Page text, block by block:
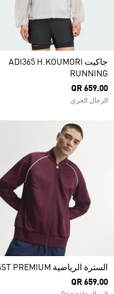
جاكيت ADI365 H.KOUMORI
RUNNING
QR 659.00
الرجال الجري
السترة الرياضية SST PREMIUM
QR 659.00